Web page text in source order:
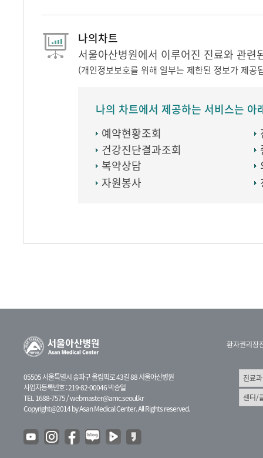
나의차트
서울아산병원에서 이루어진 진료와 관
(개인정보보호를 위해 일부는 제한된 정보가 제공
나의 차트에서 제공하는 서비스는 아
예약현황조회
건강진단결과조회
복약상담
자원봉사
05505 서울특별시 송파구 올림픽로 43길 88 서울아산병원
사업자등록번호 : 219-82-00046 박승일
TEL 1688-7575 /webmaster@amc.seoul.kr
Copyright@2014 by Asan Medical Center. All Rights reserved.
환자권리장